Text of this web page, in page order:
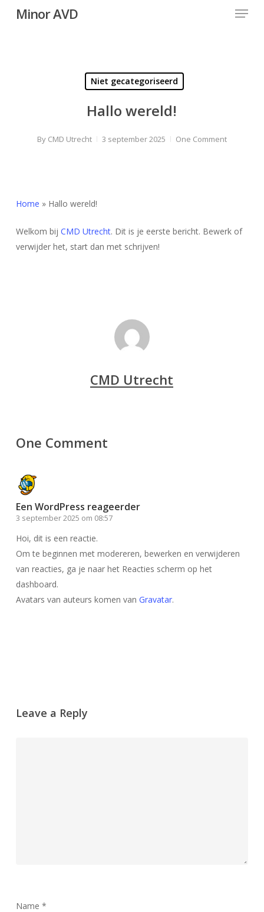
Minor AVD Menu
Niet gecategoriseerd
Hallo wereld!
By CMD Utrecht 3 september 2025 One Comment
Home » Hallo wereld!
Welkom bij CMD Utrecht. Dit is je eerste bericht. Bewerk of
verwijder het, start dan met schrijven!
CMD Utrecht
One Comment
Een WordPress reageerder
3 september 2025 om 08:57
Hoi, dit is een reactie.
Om te beginnen met modereren, bewerken en verwijderen
van reacties, ga je naar het Reacties scherm op het
dashboard.
Avatars van auteurs komen van Gravatar.
Leave a Reply
Name *